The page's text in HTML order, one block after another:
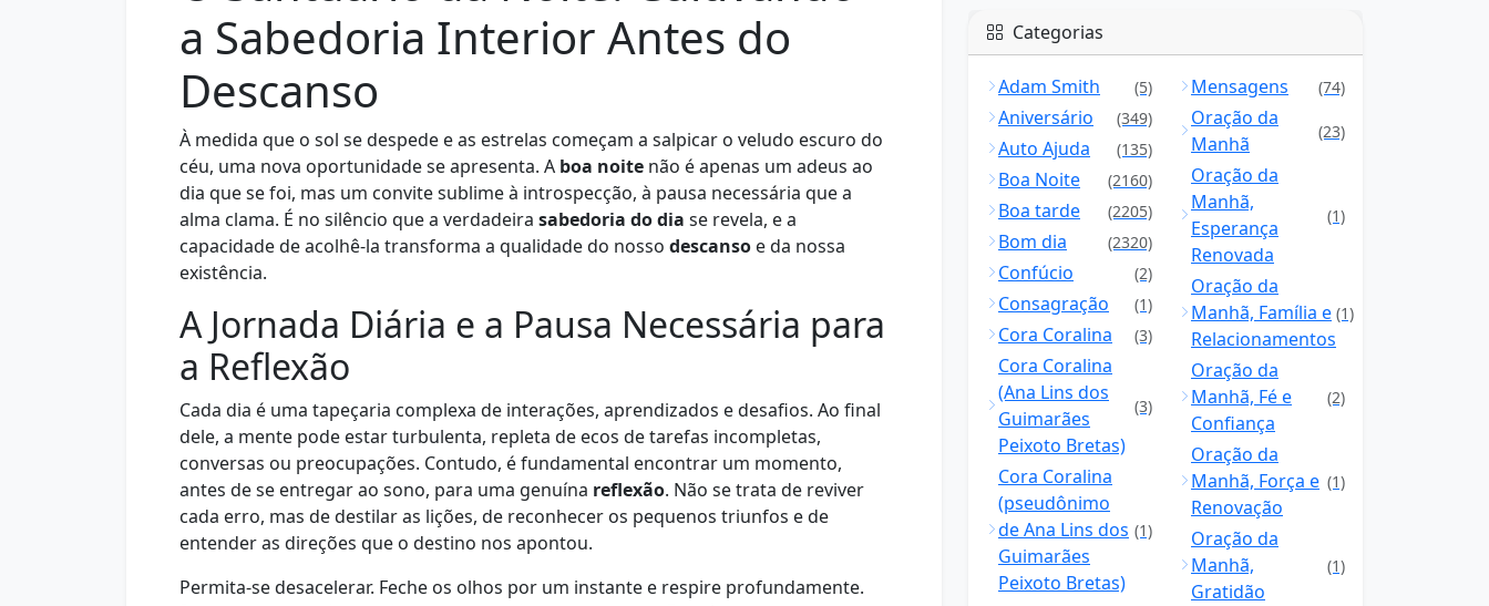
a Sabedoria Interior Antes do
Descanso
À medida que o sol se despede e as estrelas começam a salpicar o veludo escuro do
céu, uma nova oportunidade se apresenta. A boa noite não é apenas um adeus ao
dia que se foi, mas um convite sublime à introspecção, à pausa necessária que a
alma clama. É no silêncio que a verdadeira sabedoria do dia se revela, e a
capacidade de acolhê-la transforma a qualidade do nosso descanso e da nossa
existência.
A Jornada Diária e a Pausa Necessária para
a Reflexão
Cada dia é uma tapeçaria complexa de interações, aprendizados e desafios. Ao final
dele, a mente pode estar turbulenta, repleta de ecos de tarefas incompletas,
conversas ou preocupações. Contudo, é fundamental encontrar um momento,
antes de se entregar ao sono, para uma genuína reflexão. Não se trata de reviver
cada erro, mas de destilar as lições, de reconhecer os pequenos triunfos e de
entender as direções que o destino nos apontou.
Permita-se desacelerar. Feche os olhos por um instante e respire profundamente.
Categorias
Adam Smith (5)
Aniversário (349)
Auto Ajuda (135)
Boa Noite (2160)
Boa tarde (2205)
Bom dia (2320)
Confúcio (2)
Consagração (1)
Cora Coralina (3)
Cora Coralina
(Ana Lins dos
Guimarães
Peixoto Bretas)
(3)
Cora Coralina
(pseudônimo
de Ana Lins dos
Guimarães
Peixoto Bretas)
(1)
Mensagens (74)
Oração da
Manhã
(23)
Oração da
Manhã,
Esperança
Renovada
(1)
Oração da
Manhã, Família e
Relacionamentos
(1)
Oração da
Manhã, Fé e
Confiança
(2)
Oração da
Manhã, Força e
Renovação
(1)
Oração da
Manhã,
Gratidão
(1)